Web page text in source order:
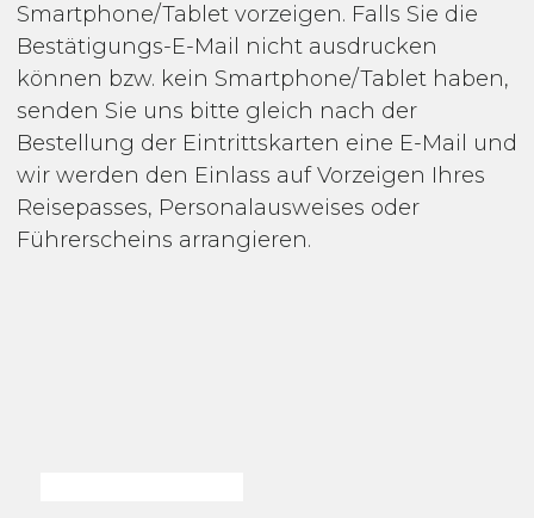
Smartphone/Tablet vorzeigen. Falls Sie die
Bestätigungs-E-Mail nicht ausdrucken
können bzw. kein Smartphone/Tablet haben,
senden Sie uns bitte gleich nach der
Bestellung der Eintrittskarten eine E-Mail und
wir werden den Einlass auf Vorzeigen Ihres
Reisepasses, Personalausweises oder
Führerscheins arrangieren.